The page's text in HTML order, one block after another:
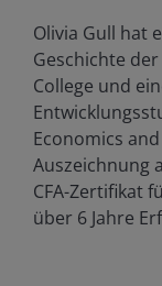
Olivia Gull hat
Geschichte
College und
Economics
Auszeichnung
CFA-Zertifikat
über 6 Jahre